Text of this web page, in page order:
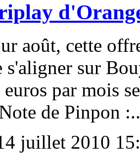
août, cette
s'aligner sur
par mois
de Pinpon
juillet 2010